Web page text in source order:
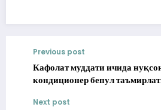
Previous post
Кафолат муддати ичида
кондиционер бепул
Next post